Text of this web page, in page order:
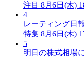
注目 8月6日(木)
4
レーティング日
特集 8月6日(木)
5
明日の株式相場